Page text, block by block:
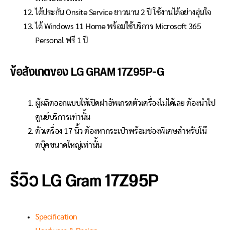
ได้ประกัน Onsite Service ยาวนาน 2 ปี ใช้งานได้อย่างอุ่นใจ
ได้ Windows 11 Home พร้อมใช้บริการ Microsoft 365
Personal ฟรี 1 ปี
ข้อสังเกตของ LG GRAM 17Z95P-G
ผู้ผลิตออกแบบให้เปิดฝาอัพเกรดตัวเครื่องไม่ได้เลย ต้องนำไป
ศูนย์บริการเท่านั้น
ตัวเครื่อง 17 นิ้ว ต้องหากระเป๋าพร้อมช่องพิเศษสำหรับโน๊
ตบุ๊คขนาดใหญ่เท่านั้น
รีวิว LG Gram 17Z95P
Specification